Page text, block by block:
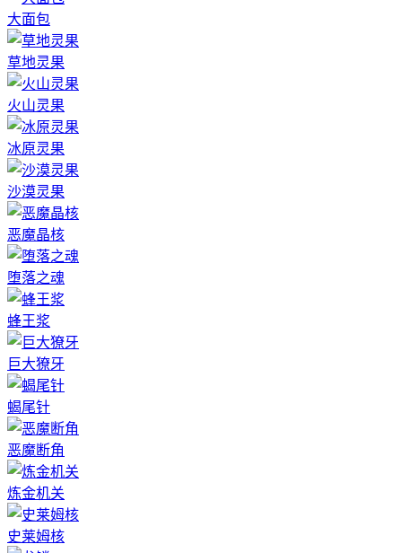
大面包
草地灵果
火山灵果
冰原灵果
沙漠灵果
恶魔晶核
堕落之魂
蜂王浆
巨大獠牙
蝎尾针
恶魔断角
炼金机关
史莱姆核